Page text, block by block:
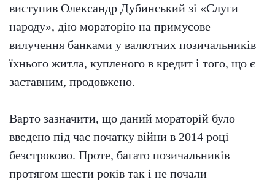
виступив Олександр Дубинський зі «Слуги
народу», дію мораторію на примусове
вилучення банками у валютних позичальників
їхнього житла, купленого в кредит і того, що є
заставним, продовжено.
Варто зазначити, що даний мораторій було
введено під час початку війни в 2014 році
безстроково. Проте, багато позичальників
протягом шести років так і не почали